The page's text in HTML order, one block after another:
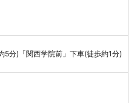
5分)「関西学院前」下車(徒歩約1分)